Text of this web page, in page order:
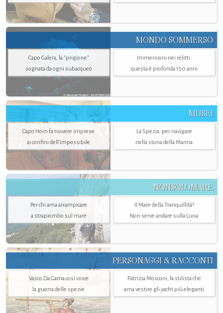
MONDO SOMMERSO
Capo Galera, la "prigione"
sognata da ogni subacqueo
Immersioni nei relitti:
questa è profonda 150 anni
MUSEI
Capo Horn fa rivivere imprese
ai confini dell’impossibile
La Spezia. per navigare
nella storia della Marina
NONSOLOMARE
Per chi ama arrampicare
a strapiombo sul mare
Il Mare della Tranquillità?
Non serve andare sulla Luna
PERSONAGGI & RACCONTI
Vasco Da Gama così vince
la guerra delle spezie
Patrizia Mosconi, la stilista che
ama vestire gli yacht più eleganti